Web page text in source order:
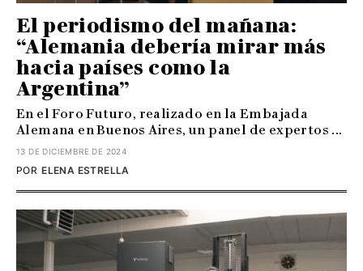
El periodismo del mañana:
“Alemania debería mirar más
hacia países como la
Argentina”
En el Foro Futuro, realizado en la Embajada
Alemana en Buenos Aires, un panel de expertos ...
13 DE DICIEMBRE DE 2024
ELENA ESTRELLA
POR